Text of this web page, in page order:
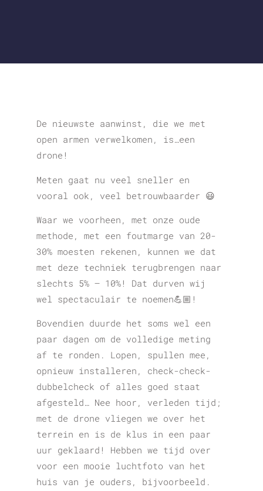
De nieuwste aanwinst, die we met
open armen verwelkomen, is…een
drone!
Meten gaat nu veel sneller en
vooral ook, veel betrouwbaarder 😃
Waar we voorheen, met onze oude
methode, met een foutmarge van 20-
30% moesten rekenen, kunnen we dat
met deze techniek terugbrengen naar
slechts 5% – 10%! Dat durven wij
wel spectaculair te noemen💪🏼!
Bovendien duurde het soms wel een
paar dagen om de volledige meting
af te ronden. Lopen, spullen mee,
opnieuw installeren, check-check-
dubbelcheck of alles goed staat
afgesteld… Nee hoor, verleden tijd;
met de drone vliegen we over het
terrein en is de klus in een paar
uur geklaard! Hebben we tijd over
voor een mooie luchtfoto van het
huis van je ouders, bijvoorbeeld.